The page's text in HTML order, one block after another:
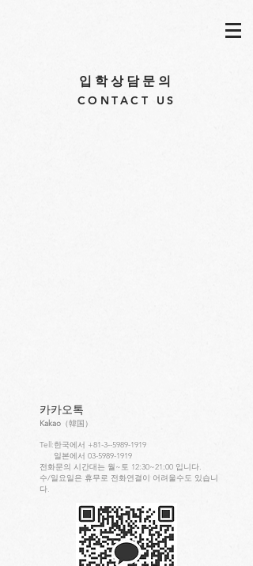
입학상담문의
​CONTACT US
카카오톡
Kakao （韓国）
Tell:한국에서 +81-3--5989-1919
일본에서 03-5989-1919
전화문의 시간대는 월~토 12:30~21:00 입니다.
수/일요일은 휴무로 전화연결이 어려울수도 있습니
다.